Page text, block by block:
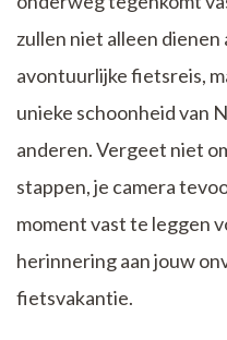
zullen niet alleen dienen
avontuurlijke fietsreis,
unieke schoonheid van
anderen. Vergeet niet
stappen, je camera
moment vast te leggen
herinnering aan jouw
fietsvakantie.